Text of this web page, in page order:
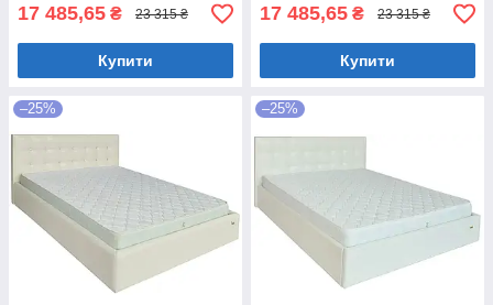
17 485,65 ₴ 23 315 ₴
Купити
17 485,65 ₴ 23 315 ₴
Купити
–25% –25%